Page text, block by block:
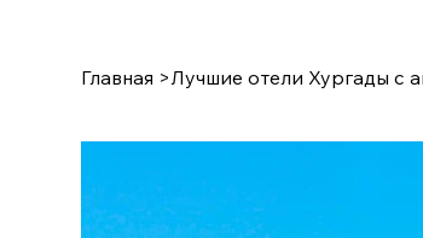
Главная > Лучшие отели Хургады с